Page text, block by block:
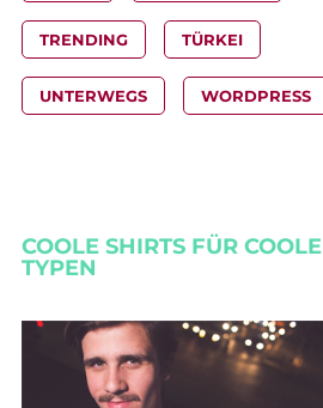
TRENDING TÜRKEI
UNTERWEGS WORDPRESS
COOLE SHIRTS FÜR COOLE
TYPEN